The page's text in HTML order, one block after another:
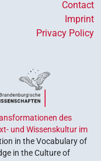
Contact
Imprint
Privacy Policy
des
und Wissenskultur im
in the Vocabulary of
in the Culture of